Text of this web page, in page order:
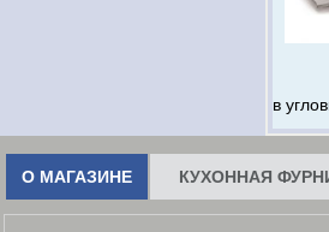
в
О МАГАЗИНЕ КУХОННАЯ